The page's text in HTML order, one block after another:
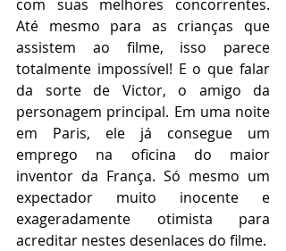
com suas melhores concorrentes.
Até mesmo para as crianças que
assistem ao filme, isso parece
totalmente impossível! E o que falar
da sorte de Victor, o amigo da
personagem principal. Em uma noite
em Paris, ele já consegue um
emprego na oficina do maior
inventor da França. Só mesmo um
expectador muito inocente e
exageradamente otimista para
acreditar nestes desenlaces do filme.